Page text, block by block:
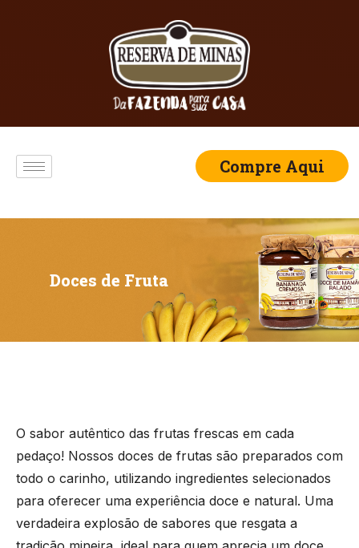
Compre Aqui
Doces de Fruta
O sabor autêntico das frutas frescas em cada
pedaço! Nossos doces de frutas são preparados com
todo o carinho, utilizando ingredientes selecionados
para oferecer uma experiência doce e natural. Uma
verdadeira explosão de sabores que resgata a